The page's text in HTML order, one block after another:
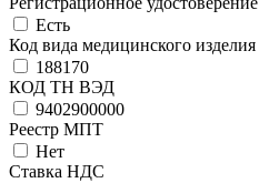
Есть
Код вида медицинского изделия
188170
КОД ТН ВЭД
9402900000
Реестр МПТ
Нет
Ставка НДС